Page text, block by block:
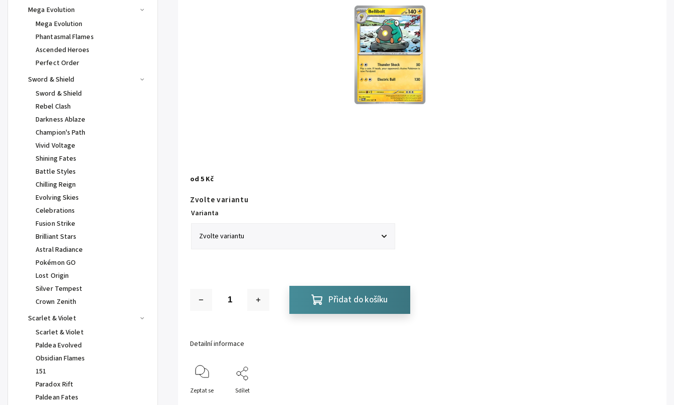
Mega Evolution
Mega Evolution
Phantasmal Flames
Ascended Heroes
Perfect Order
Sword & Shield
Sword & Shield
Rebel Clash
Darkness Ablaze
Champion's Path
Vivid Voltage
Shining Fates
Battle Styles
Chilling Reign
Evolving Skies
Celebrations
Fusion Strike
Brilliant Stars
Astral Radiance
Pokémon GO
Lost Origin
Silver Tempest
Crown Zenith
Scarlet & Violet
Scarlet & Violet
Paldea Evolved
Obsidian Flames
151
Paradox Rift
Paldean Fates
od 5 Kč
Zvolte variantu
Varianta
Přidat do košíku
Detailní informace
Zeptat se Sdílet